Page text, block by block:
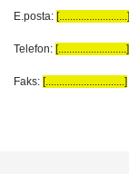
E.posta: [.........................]
Telefon: [.........................]
Faks: [.............................]